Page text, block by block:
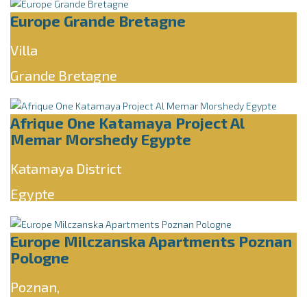
Europe Grande Bretagne
Villa
Grande Bretagne
Afrique One Katamaya Project Al
Memar Morshedy Egypte
Katamaya District
Egypte
Europe Milczanska Apartments Poznan
Pologne
Poznan,